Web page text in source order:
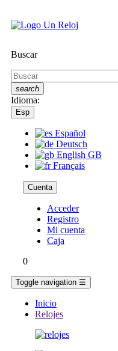
Buscar
search
Idioma:
Esp
Español
Deutsch
English GB
Français
Cuenta
Acceder
Registro
Mi cuenta
Caja
0
Toggle navigation ☰
Inicio
Relojes